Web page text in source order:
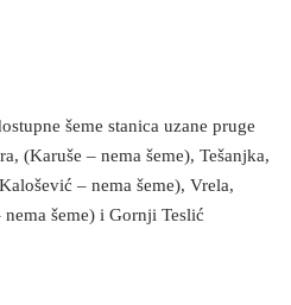
šeme stanica uzane pruge
(Karuše – nema šeme), Tešanjka,
– nema šeme), Vrela,
šeme) i Gornji Teslić